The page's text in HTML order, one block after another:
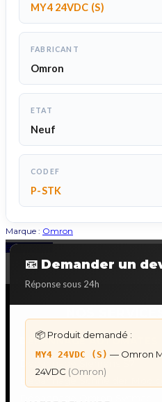
MY4 24VDC (S)
FABRICANT
Omron
ETAT
Neuf
CODEF
P-STK
Marque : Omron
📧 Demander un
Réponse sous 24h
📦 Produit demandé :
MY4 24VDC (S) — Omron
24VDC (Omron)
Back to Top
DÉPANNAGE AUTOMATES
Dépannage Schneider